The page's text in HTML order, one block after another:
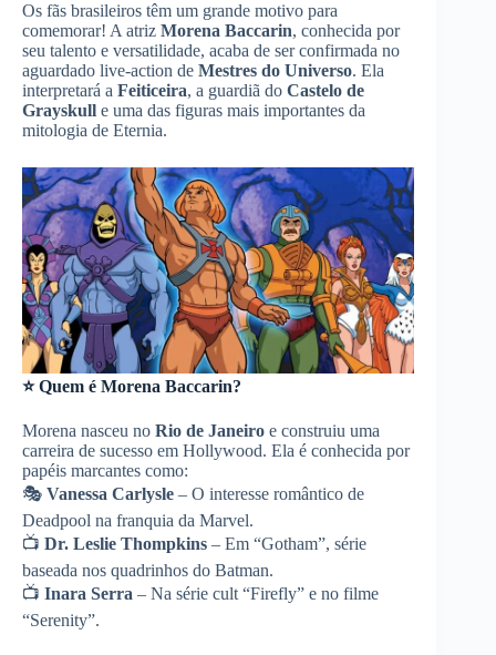
Os fãs brasileiros têm um grande motivo para
comemorar! A atriz Morena Baccarin, conhecida por
seu talento e versatilidade, acaba de ser confirmada no
aguardado live-action de Mestres do Universo. Ela
interpretará a Feiticeira, a guardiã do Castelo de
Grayskull e uma das figuras mais importantes da
mitologia de Eternia.
⭐ Quem é Morena Baccarin?
Morena nasceu no Rio de Janeiro e construiu uma
carreira de sucesso em Hollywood. Ela é conhecida por
papéis marcantes como:
🎭 Vanessa Carlysle – O interesse romântico de
Deadpool na franquia da Marvel.
📺 Dr. Leslie Thompkins – Em “Gotham”, série
baseada nos quadrinhos do Batman.
📺 Inara Serra – Na série cult “Firefly” e no filme
“Serenity”.